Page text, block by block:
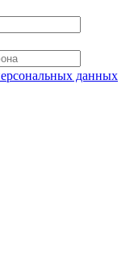
данных